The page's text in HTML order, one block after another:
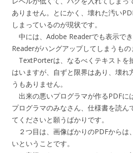
ありません。とにかく、壊れた汚い
しまっているのが現状です。
中には、Adobe Readerでも表示で
Readerがハングアップしてしまうもの
TextPorterは、なるべくテキストを
はいますが、自ずと限界はあり、壊れ
うもありません。
出来の悪いプログラマが作るPDFに
プログラマのみなさん、仕様書を読ん
てくださいと願うばかりです。
２つ目は、画像ばかりのPDFからは
いということです。